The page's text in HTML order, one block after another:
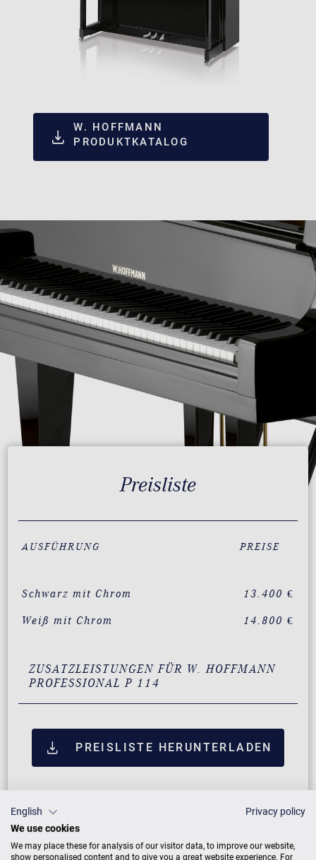
W. HOFFMANN
PRODUKTKATALOG
Preisliste
AUSFÜHRUNG PREISE
Schwarz mit Chrom 13.400 €
Weiß mit Chrom 14.800 €
ZUSATZLEISTUNGEN FÜR W. HOFFMANN
PROFESSIONAL P 114
PREISLISTE HERUNTERLADEN
English
Privacy policy
We use cookies
We may place these for analysis of our visitor data, to improve our website,
show personalised content and to give you a great website experience. For